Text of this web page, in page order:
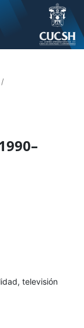
/
televisión